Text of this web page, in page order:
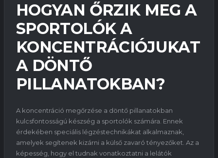
HOGYAN ŐRZIK MEG A
SPORTOLÓK A
KONCENTRÁCIÓJUKAT
A DÖNTŐ
PILLANATOKBAN?
A koncentráció megőrzése a döntő pillanatokban
kulcsfontosságú készség a sportolók számára. Ennek
érdekében speciális légzéstechnikákat alkalmaznak,
amelyek segítenek kizárni a külső zavaró tényezőket. Az a
képesség, hogy el tudnak vonatkoztatni a lelátók